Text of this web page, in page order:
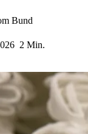
Bund
2 Min.